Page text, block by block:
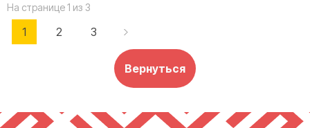
На странице 1 из 3
1 2 3
Вернуться